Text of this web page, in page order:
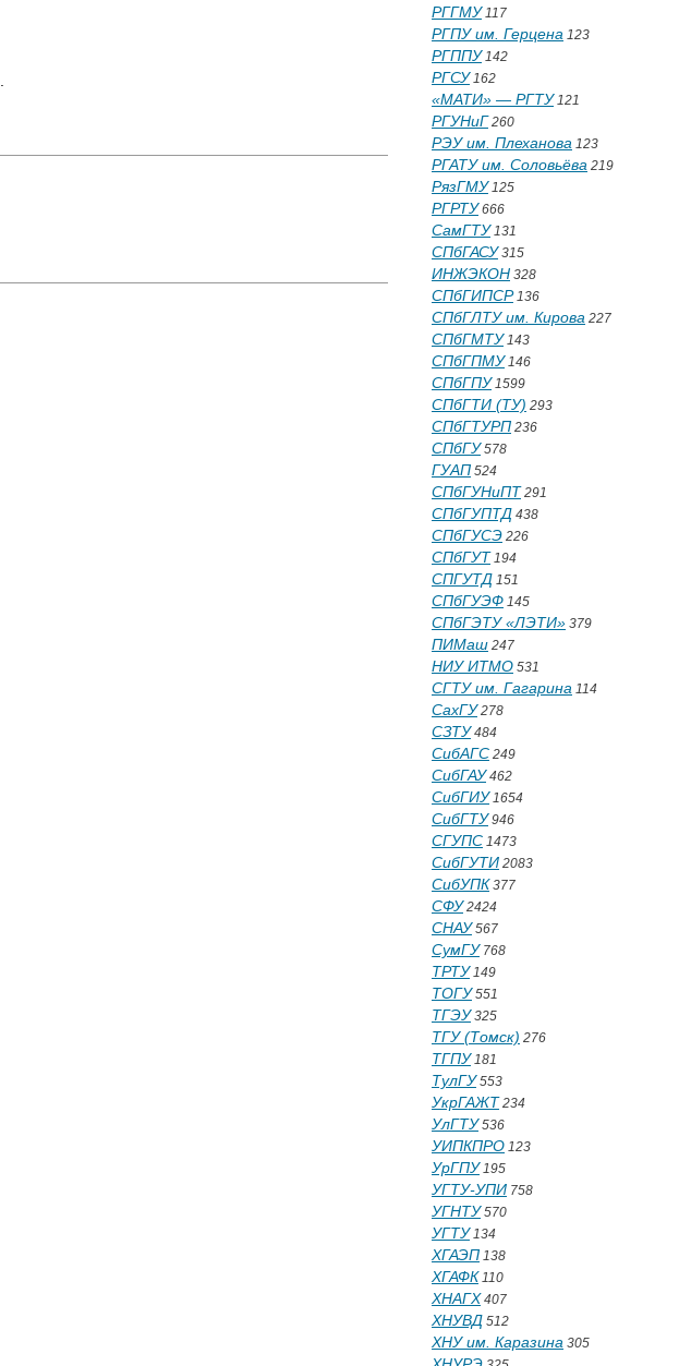
РГГМУ117
РГПУ им. Герцена 123
РГППУ142
РГСУ162
«МАТИ» — РГТУ121
РГУНиГ 260
РЭУ им. Плеханова 123
РГАТУ им. Соловьёва 219
РязГМУ125
РГРТУ666
СамГТУ131
СПбГАСУ315
ИНЖЭКОН 328
СПбГИПСР136
СПбГЛТУ им. Кирова 227
СПбГМТУ143
СПбГПМУ146
СПбГПУ1599
СПбГТИ (ТУ) 293
СПбГТУРП 236
СПбГУ578
ГУАП 524
СПбГУНиПТ 291
СПбГУПТД 438
СПбГУСЭ 226
СПбГУТ 194
СПГУТД 151
СПбГУЭФ 145
СПбГЭТУ «ЛЭТИ» 379
ПИМаш 247
НИУ ИТМО 531
СГТУ им. Гагарина 114
СахГУ278
СЗТУ484
СибАГС 249
СибГАУ462
СибГИУ1654
СибГТУ946
СГУПС 1473
СибГУТИ 2083
СибУПК 377
СФУ2424
СНАУ567
СумГУ768
ТРТУ149
ТОГУ551
ТГЭУ325
ТГУ (Томск) 276
ТГПУ181
ТулГУ553
УкрГАЖТ 234
УлГТУ536
УИПКПРО 123
УрГПУ195
УГТУ-УПИ 758
УГНТУ570
УГТУ134
ХГАЭП 138
ХГАФК 110
ХНАГХ 407
ХНУВД 512
ХНУ им. Каразина 305